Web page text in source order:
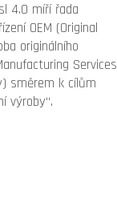
4.0 míří řada
OEM (Original
originálního
Services
směrem k cílům
výroby“.